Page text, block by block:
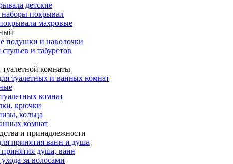
детские
покрывал
махровые
подушки и наволочки
и табуретов
комнаты
туалетных и ванных комнат
комнат
крючки
кольца
комнат
и принадлежности
принятия ванн и душа
принятия душа, ванн
за волосами